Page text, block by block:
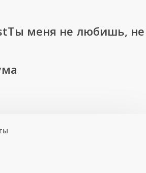
Ты меня не любишь, не